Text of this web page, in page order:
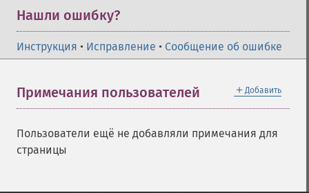
Нашли ошибку?
Инструкция • Исправление • Сообщение об ошибке
＋ Добавить
Примечания пользователей
Пользователи ещё не добавляли примечания для
страницы